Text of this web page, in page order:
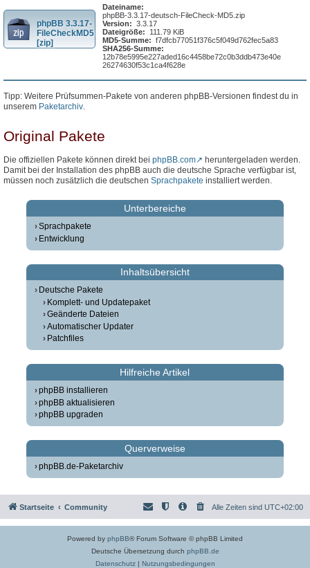
phpBB 3.3.17-
FileCheckMD5
[zip]
Dateiname:
phpBB-3.3.17-deutsch-FileCheck-MD5.zip
Version: 3.3.17
Dateigröße:
111.79 KiB
MD5-Summe: f7dfcb77051f376c5f049d762fec5a83
SHA256-Summe:
12b78e5995e227aded16c4458be72c0b3ddb473e40e
26274630f53c1ca4f628e
Tipp: Weitere Prüfsummen-Pakete von anderen phpBB-Versionen findest du in
unserem Paketarchiv.
Original Pakete
Die offiziellen Pakete können direkt bei phpBB.com
heruntergeladen werden.
Damit bei der Installation des phpBB auch die deutsche Sprache verfügbar ist,
müssen noch zusätzlich die deutschen Sprachpakete installiert werden.
Unterbereiche
Sprachpakete
Entwicklung
Inhaltsübersicht
Deutsche Pakete
Komplett- und Updatepaket
Geänderte Dateien
Automatischer Updater
Patchfiles
Hilfreiche Artikel
phpBB installieren
phpBB aktualisieren
phpBB upgraden
Querverweise
phpBB.de-Paketarchiv
Startseite Community Alle Zeiten sind UTC+02:00
Powered by phpBB® Forum Software © phpBB Limited
Deutsche Übersetzung durch phpBB.de
Datenschutz| Nutzungsbedingungen